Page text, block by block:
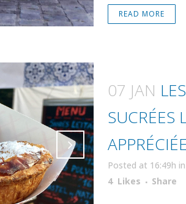
READ MORE
Attiva comando
07 JAN
SUCRÉES
Posted at 16:49h in
4 Likes Share